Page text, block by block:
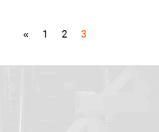
« 1 2 3